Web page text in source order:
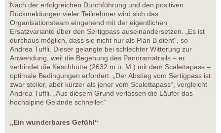
Nach der erfolgreichen Durchführung und den positiven
Rückmeldungen vieler Teilnehmer wird sich das
Organisationsteam eingehend mit der eigentlichen
Ersatzvariante über den Sertigpass auseinandersetzen. „Es ist
durchaus möglich, dass sie nicht nur als Plan B dient“, so
Andrea Tuffli. Dieser gelangte bei schlechter Witterung zur
Anwendung, weil die Begehung des Panoramatrails – er
verbindet die Keschhütte (2632 m ü. M.) mit dem Scalettapass –
optimale Bedingungen erfordert. „Der Abstieg vom Sertigpass ist
zwar steiler, aber kürzer als jener vom Scalettapass“, vergleicht
Andrea Tuffli. „Aus diesem Grund verlassen die Läufer das
hochalpine Gelände schneller.“
„Ein wunderbares Gefühl“